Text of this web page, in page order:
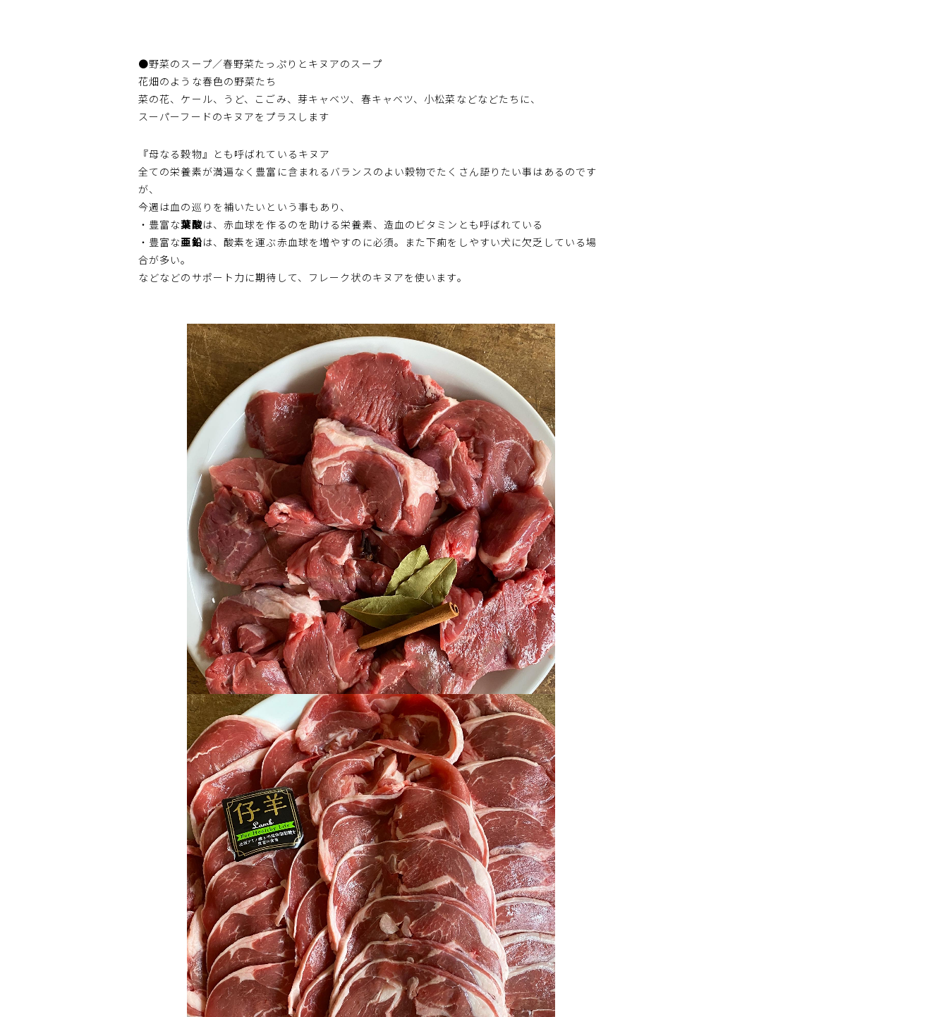
●野菜のスープ／春野菜たっぷりとキヌアのスープ
花畑のような春色の野菜たち
菜の花、ケール、うど、こごみ、芽キャベツ、春キャベツ、小松菜などなどたちに、
スーパーフードのキヌアをプラスします
『母なる穀物』とも呼ばれているキヌア
全ての栄養素が満遍なく豊富に含まれるバランスのよい穀物でたくさん語りたい事はあるのです
が、
今週は血の巡りを補いたいという事もあり、
・豊富な葉酸は、赤血球を作るのを助ける栄養素、造血のビタミンとも呼ばれている
・豊富な亜鉛は、酸素を運ぶ赤血球を増やすのに必須。また下痢をしやすい犬に欠乏している場
合が多い。
などなどのサポート力に期待して、フレーク状のキヌアを使います。